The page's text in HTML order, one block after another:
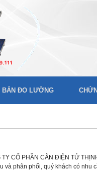
BẢN ĐO LƯỜNG
CỔ PHẦN CÂN ĐIỆN TỬ
phân phối, quý khách có